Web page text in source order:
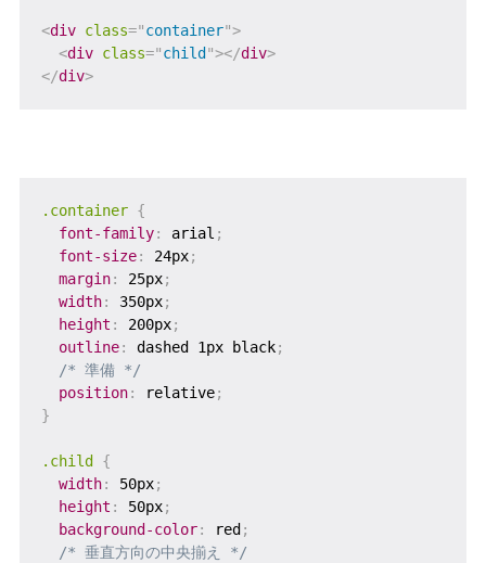
<div class="container">
<div class="child "></div>
</div>
.container {
font-family: arial ;
font-size: 24px;
margin: 25px;
width: 350px;
height : 200px;
outline: dashed 1px black;
/* 準備 */
position: relative;
}
.child
{
width: 50px;
height : 50px;
background-color: red ;
/* 垂直方向の中央揃え */